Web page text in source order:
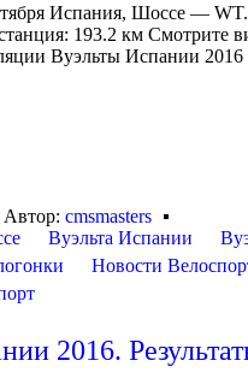
Испания, Шоссе —
193.2 км Смотрите
Вуэльты Испании 2016
Автор:cmsmasters
Вуэльта Испании
Новости
2016.